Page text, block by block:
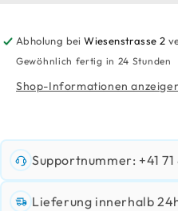
Abholung beiWiesenstrasse 2
Gewöhnlich fertig in 24 Stunden
Shop-Informationen
Supportnummer: +41
Lieferung innerhalb